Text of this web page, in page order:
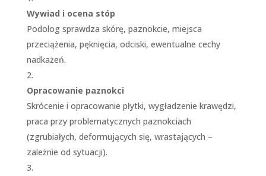
Wywiad i ocena stóp
Podolog sprawdza skórę, paznokcie, miejsca
przeciążenia, pęknięcia, odciski, ewentualne cechy
nadkażeń.
Opracowanie paznokci
Skrócenie i opracowanie płytki, wygładzenie krawędzi,
praca przy problematycznych paznokciach
(zgrubiałych, deformujących się, wrastających –
zależnie od sytuacji).